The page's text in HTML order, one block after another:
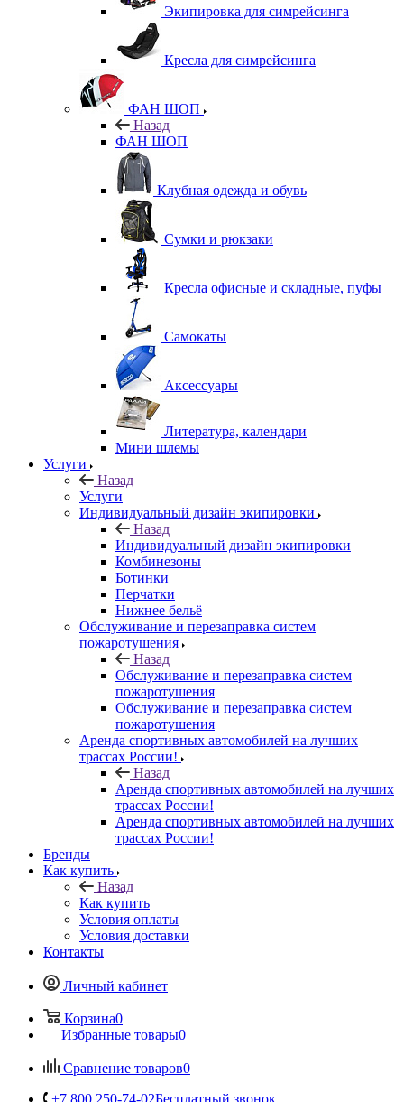
Экипировка для симрейсинга
Кресла для симрейсинга
ФАН ШОП
Назад
ФАН ШОП
Клубная одежда и обувь
Сумки и рюкзаки
Кресла офисные и складные, пуфы
Самокаты
Аксессуары
Литература, календари
Мини шлемы
Услуги
Назад
Услуги
Индивидуальный дизайн экипировки
Назад
Индивидуальный дизайн экипировки
Комбинезоны
Ботинки
Перчатки
Нижнее бельё
Обслуживание и перезаправка систем
пожаротушения
Назад
Обслуживание и перезаправка систем
пожаротушения
Обслуживание и перезаправка систем
пожаротушения
Аренда спортивных автомобилей на лучших
трассах России!
Назад
Аренда спортивных автомобилей на лучших
трассах России!
Аренда спортивных автомобилей на лучших
трассах России!
Бренды
Как купить
Назад
Как купить
Условия оплаты
Условия доставки
Контакты
Личный кабинет
Корзина0
Избранные товары0
Сравнение товаров0
+7 800 250-74-02Бесплатный звонок